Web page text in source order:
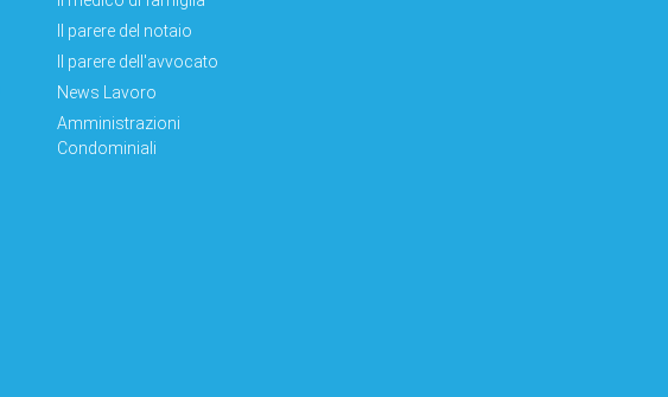
Il parere del notaio
Il parere dell'avvocato
News Lavoro
Amministrazioni
Condominiali